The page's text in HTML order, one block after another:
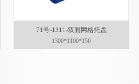
71号-1311-双面网格托盘
1300*1100*150